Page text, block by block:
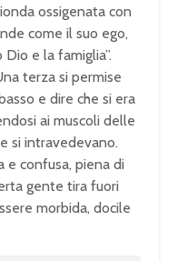
ossigenata con
come il suo ego,
e la famiglia”.
terza si permise
e dire che si era
ai muscoli delle
si intravedevano.
e confusa, piena di
gente tira fuori
morbida, docile